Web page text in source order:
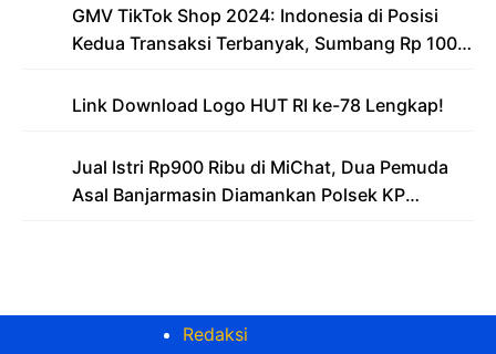
GMV TikTok Shop 2024: Indonesia di Posisi
Kedua Transaksi Terbanyak, Sumbang Rp 100
Link Download Logo HUT RI ke-78 Lengkap!
Jual Istri Rp900 Ribu di MiChat, Dua Pemuda
Asal Banjarmasin Diamankan Polsek KP
Redaksi